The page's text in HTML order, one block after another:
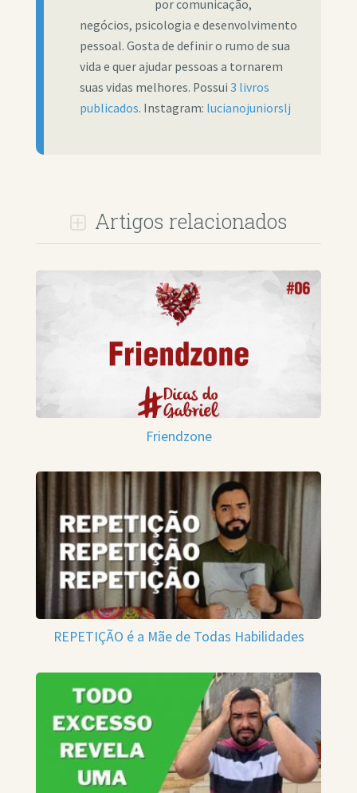
por comunicação,
negócios, psicologia e desenvolvimento
pessoal. Gosta de definir o rumo de sua
vida e quer ajudar pessoas a tornarem
suas vidas melhores. Possui 3 livros
publicados. Instagram: lucianojuniorslj
Artigos relacionados
Friendzone
REPETIÇÃO é a Mãe de Todas Habilidades